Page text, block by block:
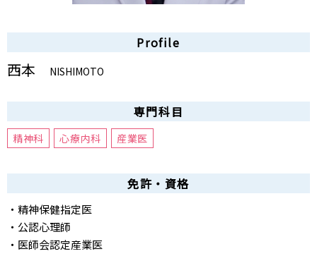
Profile
西本 NISHIMOTO
専門科目
精神科 心療内科 産業医
免許・資格
・精神保健指定医
・公認心理師
・医師会認定産業医